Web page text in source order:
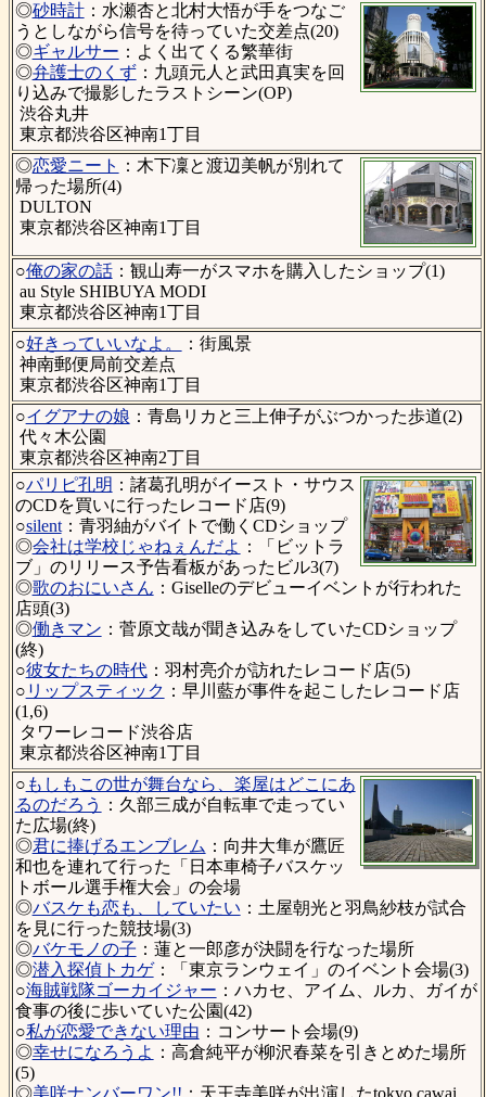
◎砂時計：水瀬杏と北村大悟が手をつなご
うとしながら信号を待っていた交差点(20)
◎ギャルサー ：よく出てくる繁華街
◎弁護士のくず：九頭元人と武田真実を回
り込みで撮影したラストシーン(OP)
渋谷丸井
東京都渋谷区神南1丁目
◎恋愛ニート
：木下凜と渡辺美帆が別れて
帰った場所(4)
DULTON
東京都渋谷区神南1丁目
○俺の家の話：観山寿一がスマホを購入したショップ(1)
au Style SHIBUYA MODI
東京都渋谷区神南1丁目
○好きっていいなよ。
：街風景
神南郵便局前交差点
東京都渋谷区神南1丁目
○イグアナの娘 ：青島リカと三上伸子がぶつかった歩道(2)
代々木公園
東京都渋谷区神南2丁目
○パリピ孔明 ：諸葛孔明がイースト・サウス
のCDを買いに行ったレコード店(9)
○silent：青羽紬がバイトで働くCDショップ
◎会社は学校じゃねぇんだよ ：「ビットラ
ブ」のリリース予告看板があったビル3(7)
◎歌のおにいさん ：Giselleのデビューイベントが行われた
店頭(3)
◎働きマン ：菅原文哉が聞き込みをしていたCDショップ
(終)
○彼女たちの時代：羽村亮介が訪れたレコード店(5)
○ リップスティック ：早川藍が事件を起こしたレコード店
(1,6)
タワーレコード渋谷店
東京都渋谷区神南1丁目
○ もしもこの世が舞台なら、楽屋はどこにあ
るのだろう
：久部三成が自転車で走ってい
た広場(終)
◎君に捧げるエンブレム ：向井大隼が鷹匠
和也を連れて行った「日本車椅子バスケッ
トボール選手権大会」の会場
◎バスケも恋も、していたい ：土屋朝光と羽鳥紗枝が試合
を見に行った競技場(3)
◎バケモノの子 ：蓮と一郎彦が決闘を行なった場所
◎潜入探偵トカゲ：「東京ランウェイ」のイベント会場(3)
○海賊戦隊ゴーカイジャー ：ハカセ、アイム、ルカ、ガイが
食事の後に歩いていた公園(42)
○私が恋愛できない理由 ：コンサート会場(9)
◎幸せになろうよ ：高倉純平が柳沢春菜を引きとめた場所
(5)